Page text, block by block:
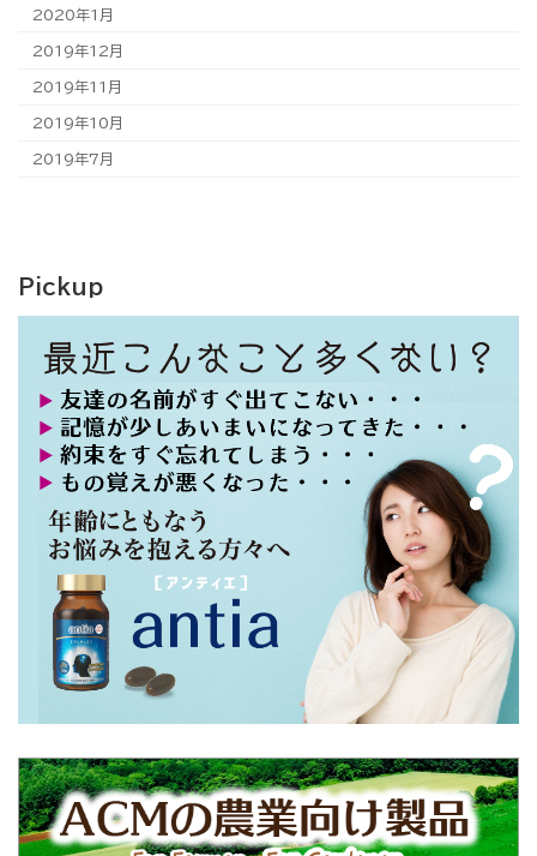
2020年1月
2019年12月
2019年11月
2019年10月
2019年7月
Pickup